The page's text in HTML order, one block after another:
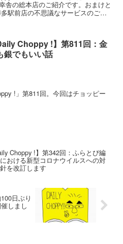
舎の総本店のご紹介です。おまけと
駅前店の不思議なサービスのご紹
Choppy !】第811回：金
銀でもいい話
!」第811回。今回はチョッピー
Choppy !】第342回：ふらとぴ編
おける新型コロナウイルスへの対
を改訂します
日ぶり
しまし